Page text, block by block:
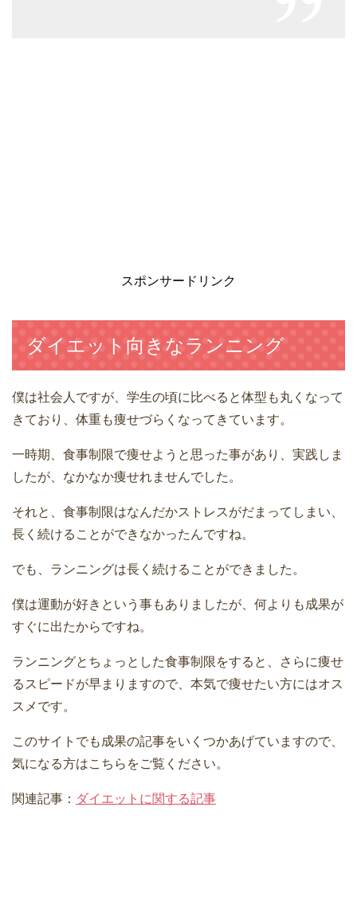
スポンサードリンク
ダイエット向きなランニング
僕は社会人ですが、学生の頃に比べると体型も丸くなって
きており、体重も痩せづらくなってきています。
一時期、食事制限で痩せようと思った事があり、実践しま
したが、なかなか痩せれませんでした。
それと、食事制限はなんだかストレスがだまってしまい、
長く続けることができなかったんですね。
でも、ランニングは長く続けることができました。
僕は運動が好きという事もありましたが、何よりも成果が
すぐに出たからですね。
ランニングとちょっとした食事制限をすると、さらに痩せ
るスピードが早まりますので、本気で痩せたい方にはオス
スメです。
このサイトでも成果の記事をいくつかあげていますので、
気になる方はこちらをご覧ください。
関連記事： ダイエットに関する記事